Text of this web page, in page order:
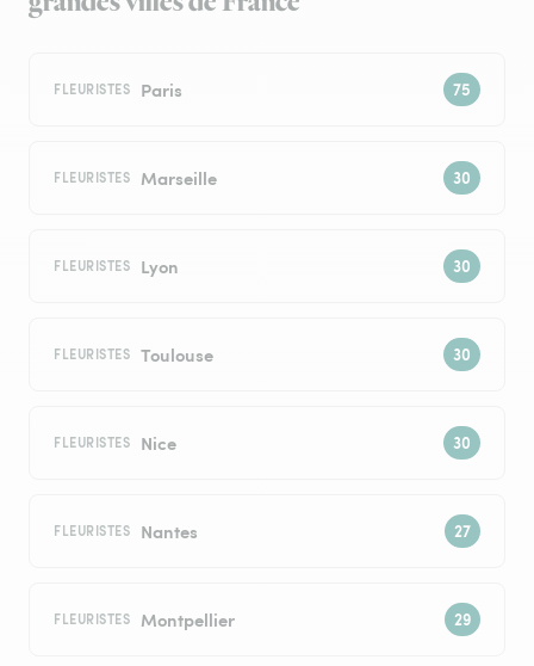
FLEURISTES Paris
FLEURISTES Marseille
FLEURISTES Lyon
FLEURISTES Toulouse
FLEURISTES Nice
FLEURISTES Nantes
FLEURISTES Montpellier